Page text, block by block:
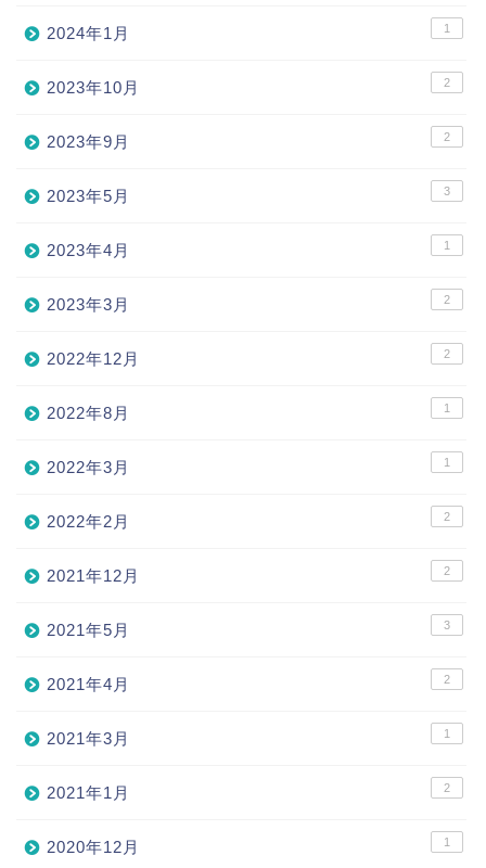
2024年1月 1
2023年10月 2
2023年9月 2
2023年5月 3
2023年4月 1
2023年3月 2
2022年12月 2
2022年8月 1
2022年3月 1
2022年2月 2
2021年12月 2
2021年5月 3
2021年4月 2
2021年3月 1
2021年1月 2
2020年12月 1